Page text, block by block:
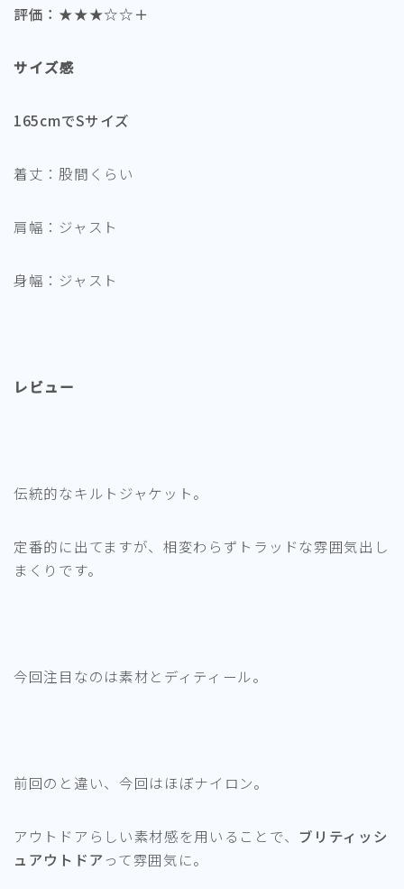
評価：★★★☆☆＋
サイズ感
165cmでSサイズ
着丈：股間くらい
肩幅：ジャスト
身幅：ジャスト
レビュー
伝統的なキルトジャケット。
定番的に出てますが、相変わらずトラッドな雰囲気出し
まくりです。
今回注目なのは素材とディティール。
前回のと違い、今回はほぼナイロン。
アウトドアらしい素材感を用いることで、 ブリティッシ
ュアウトドアって雰囲気に。